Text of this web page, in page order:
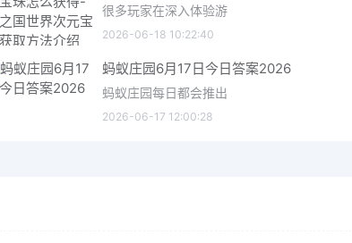
很多玩家在深入体验游
2026-06-18 10:22:40
蚂蚁庄园6月17日今日答案2026
蚂蚁庄园每日都会推出
2026-06-17 12:00:28